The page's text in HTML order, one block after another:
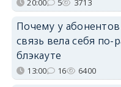
20:00 5 3713
Почему у
связь вела себя
блэкауте
13:00 16 6400